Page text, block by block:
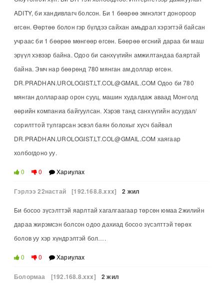
ADITY, би хандивлагч болсон. Би 1 бөөрөө эмнэлэгт донороор
өгсөн. Өөртөө болон гэр бүлдээ сайхан амьдрал хэрэгтэй байсан
учраас би 1 бөөрөө мөнгөөр өгсөн. Бөөрөө өгсний дараа би маш
эрүүл хэвээр байна. Одоо би санхүүгийн амжилтандаа баяртай
байна. Эмч нар бөөрөнд 780 мянган ам.доллар өгсөн.
DR.PRADHAN.UROLOGIST.LT.COL@GMAIL.COM Одоо би 780
мянган доллараар орон сууц, машин худалдаж аваад Монголд
өөрийн компаниа байгуулсан. Хэрэв танд санхүүгийн асуудал/
сорилттой тулгарсан эсвэл баян болохыг хүсч байвал
DR.PRADHAN.UROLOGIST.LT.COL@GMAIL.COM хаягаар
холбогдоно уу.
0 0 Хариулах
Гэрлээ 22настай [192.168.8.xxx] 2 жил
Би босоо зүсэлттэй яарлтай хагалгаагаар төрсөн юмаа 2жилийн
дараа жирэмсэн болсон одоо дахиад босоо зүсэлттэй төрөх
болов уу хэр хүндрэлтэй бол….
0 0 Хариулах
Болормаа [192.168.8.xxx] 2 жил